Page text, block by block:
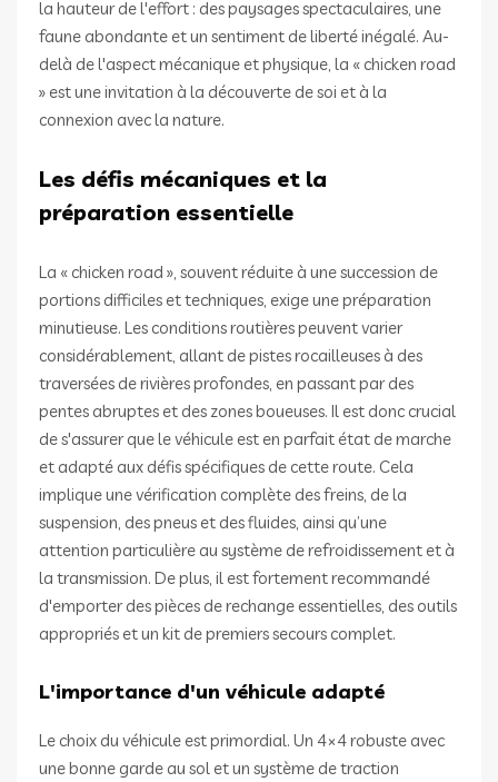
la hauteur de l'effort : des paysages spectaculaires, une
faune abondante et un sentiment de liberté inégalé. Au-
delà de l'aspect mécanique et physique, la « chicken road
» est une invitation à la découverte de soi et à la
connexion avec la nature.
Les défis mécaniques et la
préparation essentielle
La « chicken road », souvent réduite à une succession de
portions difficiles et techniques, exige une préparation
minutieuse. Les conditions routières peuvent varier
considérablement, allant de pistes rocailleuses à des
traversées de rivières profondes, en passant par des
pentes abruptes et des zones boueuses. Il est donc crucial
de s'assurer que le véhicule est en parfait état de marche
et adapté aux défis spécifiques de cette route. Cela
implique une vérification complète des freins, de la
suspension, des pneus et des fluides, ainsi qu’une
attention particulière au système de refroidissement et à
la transmission. De plus, il est fortement recommandé
d'emporter des pièces de rechange essentielles, des outils
appropriés et un kit de premiers secours complet.
L'importance d'un véhicule adapté
Le choix du véhicule est primordial. Un 4×4 robuste avec
une bonne garde au sol et un système de traction